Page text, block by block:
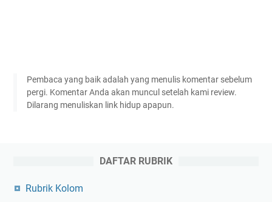
Pembaca yang baik adalah yang menulis komentar sebelum
pergi. Komentar Anda akan muncul setelah kami review.
Dilarang menuliskan link hidup apapun.
DAFTAR RUBRIK
Rubrik Kolom